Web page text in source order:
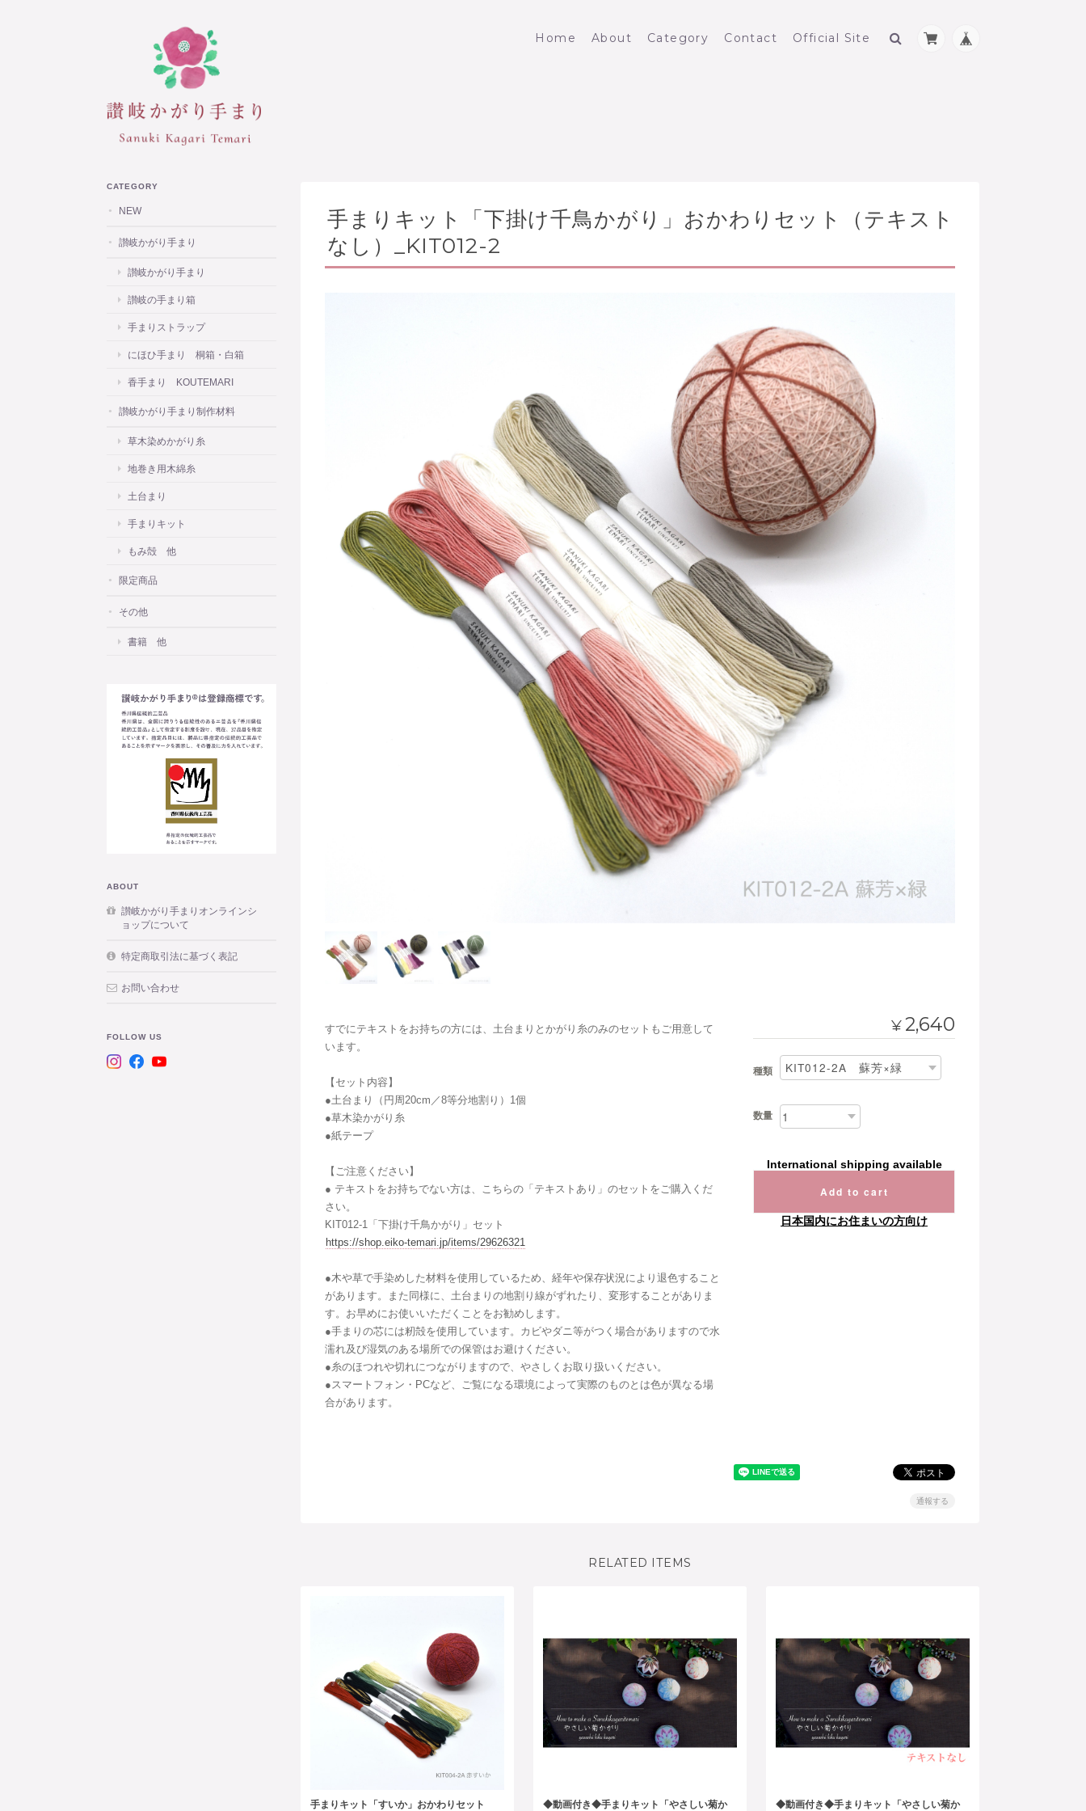
Home About Category Contact Official Site
手まりキット「下掛け千鳥かがり」おかわりセット（テキスト
なし）_KIT012-2
すでにテキストをお持ちの方には、土台まりとかがり糸のみのセットもご用意して
います。
【セット内容】
●土台まり（円周20cm／8等分地割り）1個
●草木染かがり糸
●紙テープ
【ご注意ください】
● テキストをお持ちでない方は、こちらの「テキストあり」のセットをご購入くだ
さい。
KIT012-1「下掛け千鳥かがり」セット
https://shop.eiko-temari.jp/items/29626321
●木や草で手染めした材料を使用しているため、経年や保存状況により退色すること
があります。また同様に、土台まりの地割り線がずれたり、変形することがありま
す。お早めにお使いいただくことをお勧めします。
●手まりの芯には籾殻を使用しています。カビやダニ等がつく場合がありますので水
濡れ及び湿気のある場所での保管はお避けください。
●糸のほつれや切れにつながりますので、やさしくお取り扱いください。
●スマートフォン・PCなど、ご覧になる環境によって実際のものとは色が異なる場
合があります。
¥2,640
種類
数量
International shipping available
Add to cart
日本国内にお住まいの方向け
通報する
RELATED ITEMS
手まりキット「すいか」おかわりセット
◆動画付き◆手まりキット「やさしい菊か
◆動画付き◆手まりキット「やさしい菊か
CATEGORY
NEW
讃岐かがり手まり
讃岐かがり手まり
讃岐の手まり箱
手まりストラップ
にほひ手まり 桐箱・白箱
香手まり KOUTEMARI
讃岐かがり手まり制作材料
草木染めかがり糸
地巻き用木綿糸
土台まり
手まりキット
もみ殻 他
限定商品
その他
書籍 他
ABOUT
讃岐かがり手まりオンラインシ
ョップについて
特定商取引法に基づく表記
お問い合わせ
FOLLOW US